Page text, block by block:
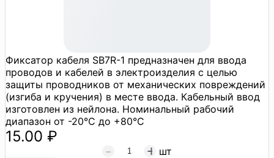
Фиксатор кабеля SB7R-1 предназначен для ввода
проводов и кабелей в электроизделия с целью
защиты проводников от механических повреждений
(изгиба и кручения) в месте ввода. Кабельный ввод
изготовлен из нейлона. Номинальный рабочий
диапазон от -20°C до +80°C
15.00 ₽
шт